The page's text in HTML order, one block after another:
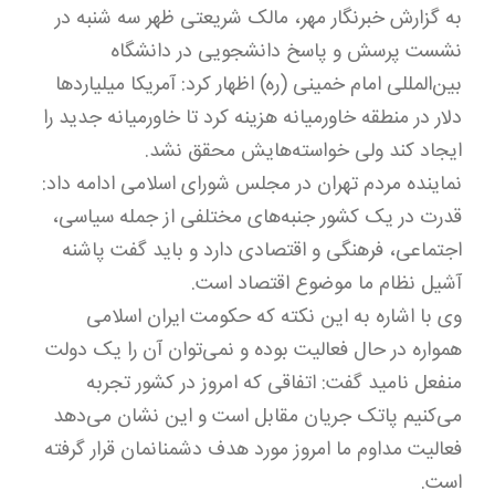
به گزارش خبرنگار مهر، مالک شریعتی ظهر سه شنبه در
نشست پرسش و پاسخ دانشجویی در دانشگاه
بین‌المللی امام خمینی (ره) اظهار کرد: آمریکا میلیاردها
دلار در منطقه خاورمیانه هزینه کرد تا خاورمیانه جدید را
ایجاد کند ولی خواسته‌هایش محقق نشد.
نماینده مردم تهران در مجلس شورای اسلامی ادامه داد:
قدرت در یک کشور جنبه‌های مختلفی از جمله سیاسی،
اجتماعی، فرهنگی و اقتصادی دارد و باید گفت پاشنه
آشیل نظام ما موضوع اقتصاد است.
وی با اشاره به این نکته که حکومت ایران اسلامی
همواره در حال فعالیت بوده و نمی‌توان آن را یک دولت
منفعل نامید گفت: اتفاقی که امروز در کشور تجربه
می‌کنیم پاتک جریان مقابل است و این نشان می‌دهد
فعالیت مداوم ما امروز مورد هدف دشمنانمان قرار گرفته
است.